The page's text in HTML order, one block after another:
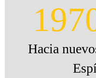
Hacia